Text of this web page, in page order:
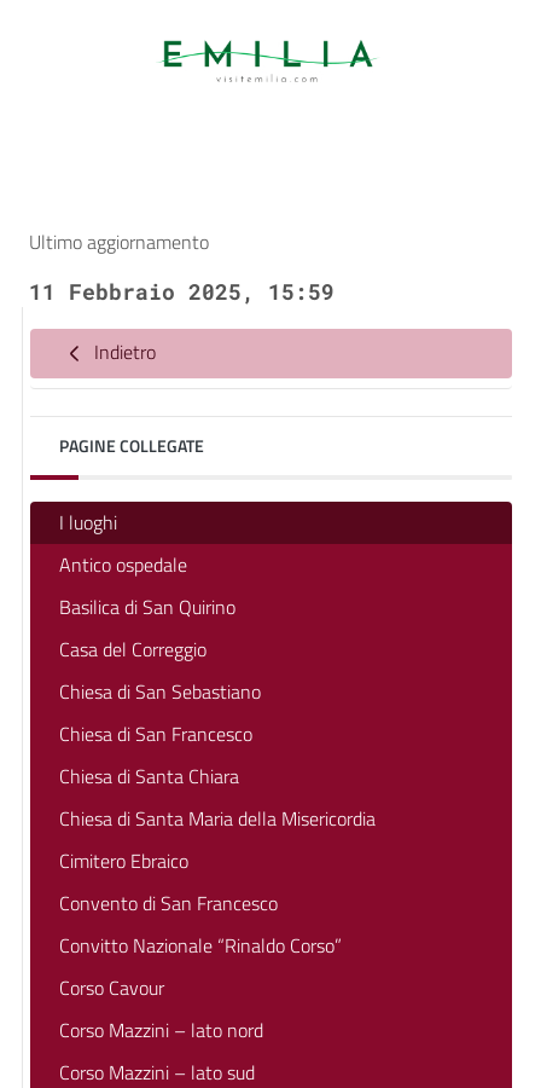
Ultimo aggiornamento
11 Febbraio 2025, 15:59
Indietro
PAGINE COLLEGATE
I luoghi
Antico ospedale
Basilica di San Quirino
Casa del Correggio
Chiesa di San Sebastiano
Chiesa di San Francesco
Chiesa di Santa Chiara
Chiesa di Santa Maria della Misericordia
Cimitero Ebraico
Convento di San Francesco
Convitto Nazionale “Rinaldo Corso”
Corso Cavour
Corso Mazzini – lato nord
Corso Mazzini – lato sud